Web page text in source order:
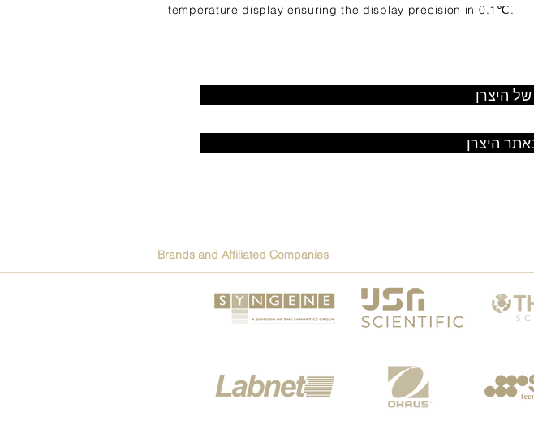
temperature display ensuring the display precision in 0.1℃.
היצרן
היצרן
Brands and Affiliated Companies